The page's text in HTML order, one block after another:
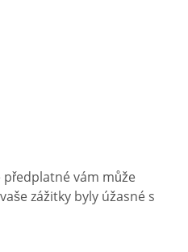
vám může
zážitky byly úžasné s